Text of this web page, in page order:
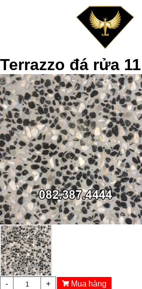
Terrazzo đá rửa 11
- + Mua hàng